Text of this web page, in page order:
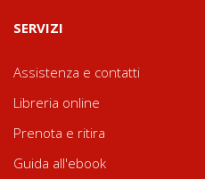
SERVIZI
Assistenza e contatti
Libreria online
Prenota e ritira
Guida all'ebook